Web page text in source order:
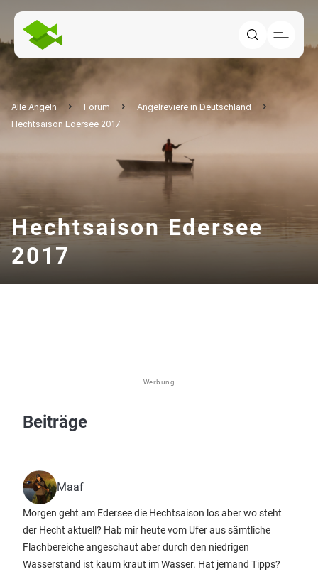
Alle Angeln Forum
Angelreviere in Deutschland
Hechtsaison Edersee 2017
Hechtsaison Edersee
2017
Werbung
Beiträge
Maaf
Morgen geht am Edersee die Hechtsaison los aber wo steht
der Hecht aktuell? Hab mir heute vom Ufer aus sämtliche
Flachbereiche angeschaut aber durch den niedrigen
Wasserstand ist kaum kraut im Wasser. Hat jemand Tipps?